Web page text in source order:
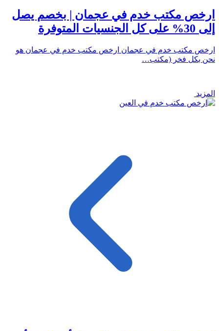
ارخص مكتب خدم في عجمان | بخصم يصل
إلى 30% على كل الجنسيات المتوفرة
ارخص مكتب خدم في عجمان ارخص مكتب خدم في عجمان هو
نحن بكل فخر (مكتب…
المزيد